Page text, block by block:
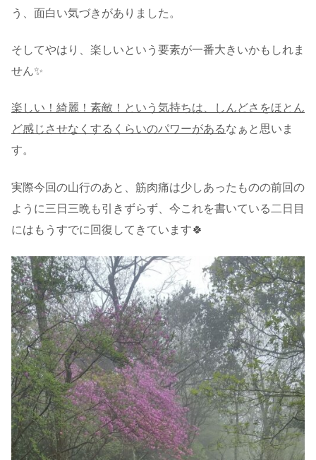
う、面白い気づきがありました。
そしてやはり、楽しいという要素が一番大きいかもしれま
せん✨
楽しい！綺麗！素敵！という気持ちは、しんどさをほとん
ど感じさせなくするくらいのパワーがあるなぁと思いま
す。
実際今回の山行のあと、筋肉痛は少しあったものの前回の
ように三日三晩も引きずらず、今これを書いている二日目
にはもうすでに回復してきています🍀